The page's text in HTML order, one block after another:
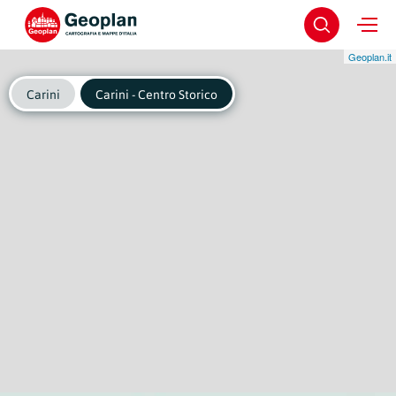
Geoplan.it
Carini Carini - Centro Storico